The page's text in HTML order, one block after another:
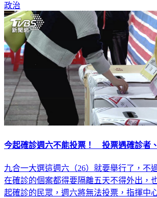
政治
今起確診週六不能投票！ 投票遇確診者
九合一大選這週六（26）就要舉行了，不
在確診的個案都得要隔離五天不得外出，
起確診的民眾，週六將無法投票，指揮中